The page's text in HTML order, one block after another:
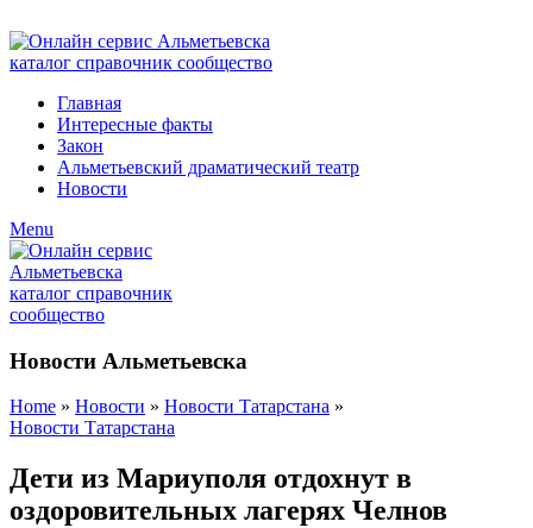
Главная
Интересные факты
Закон
Альметьевский драматический театр
Новости
Menu
Новости Альметьевска
Home » Новости » Новости Татарстана »
Новости Татарстана
Дети из Мариуполя отдохнут в
оздоровительных лагерях Челнов